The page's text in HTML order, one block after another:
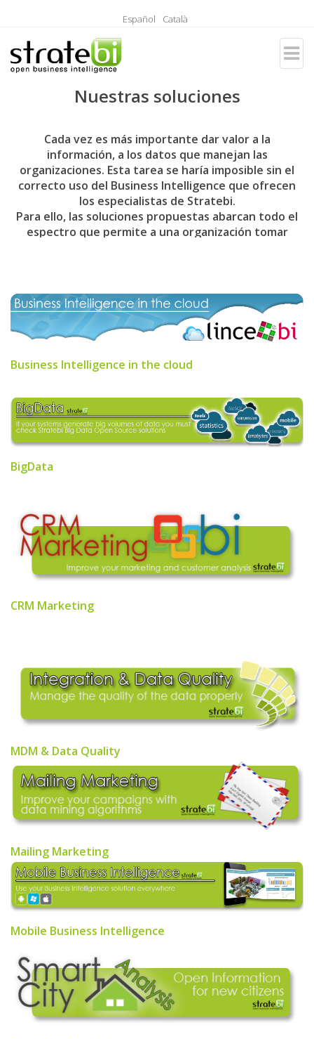
Español Català
Nuestras soluciones
Cada vez es más importante dar valor a la
información, a los datos que manejan las
organizaciones. Esta tarea se haría imposible sin el
correcto uso del Business Intelligence que ofrecen
los especialistas de Stratebi.
Para ello, las soluciones propuestas abarcan todo el
espectro que permite a una organización tomar
había producido y que está revolucionando la forma
en que las empresas toman las decisiones hoy en día.
Business Intelligence in the cloud
BigData
CRM Marketing
MDM & Data Quality
Mailing Marketing
Mobile Business Intelligence